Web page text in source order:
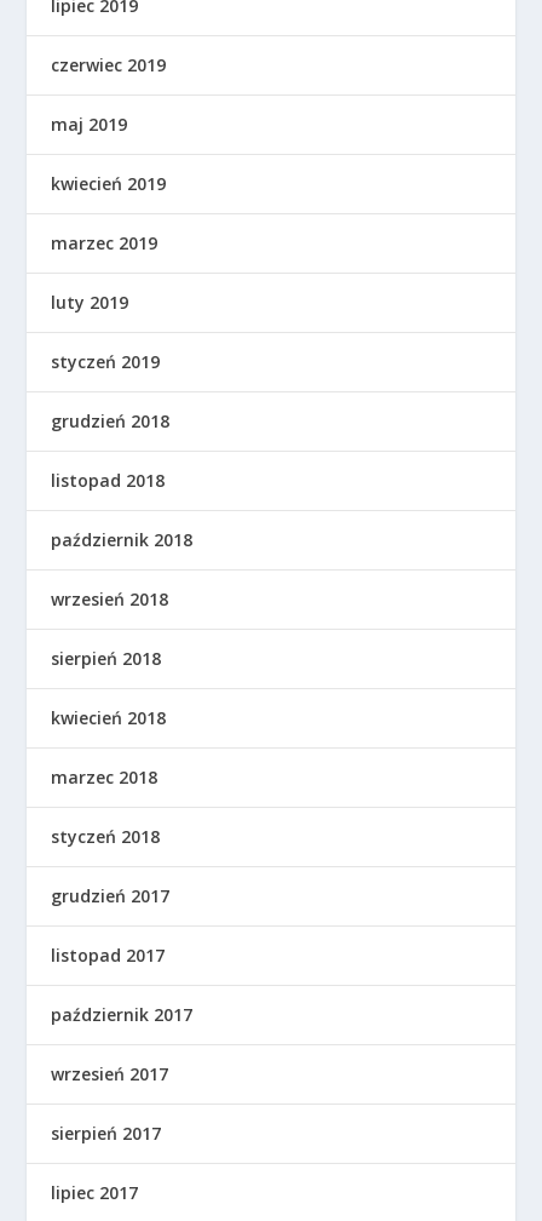
lipiec 2019
czerwiec 2019
maj 2019
kwiecień 2019
marzec 2019
luty 2019
styczeń 2019
grudzień 2018
listopad 2018
październik 2018
wrzesień 2018
sierpień 2018
kwiecień 2018
marzec 2018
styczeń 2018
grudzień 2017
listopad 2017
październik 2017
wrzesień 2017
sierpień 2017
lipiec 2017